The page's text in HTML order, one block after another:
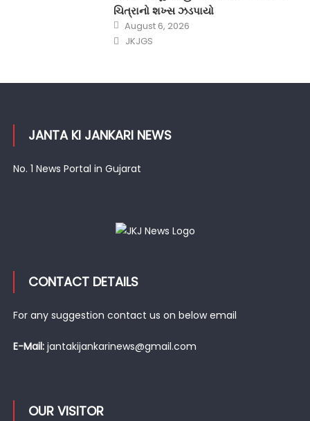
ચિત્રાનો શખ્સ ઝડપાયો
Posted
on
August 6, 2026
Author
JKJGS
JANTA KI JANKARI NEWS
No. 1 News Portal in Gujarat
CONTACT DETAILS
For any suggestion contact us on below email
E-Mail: jantakijankarinews@gmail.com
OUR VISITOR